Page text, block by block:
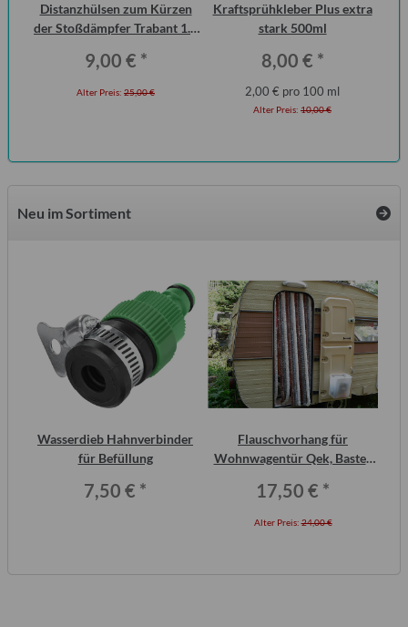
Distanzhülsen zum Kürzen
der Stoßdämpfer Trabant 1.1
9,00 € *
Alter Preis: 25,00 €
Kraftsprühkleber Plus extra
stark 500ml
8,00 € *
2,00 € pro 100 ml
Alter Preis: 10,00 €
Neu im Sortiment
Wasserdieb Hahnverbinder
für Befüllung
7,50 € *
Flauschvorhang für
Wohnwagentür Qek, Bastei,
17,50 € *
Alter Preis:24,00 €